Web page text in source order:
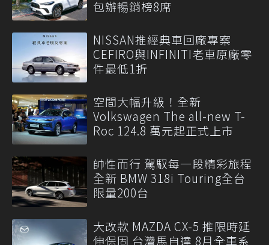
包辦暢銷榜8席
NISSAN推經典車回廠專案
CEFIRO與INFINITI老車原廠零
件最低1折
空間大幅升級！全新
Volkswagen The all-new T-
Roc 124.8 萬元起正式上市
帥性而行 駕馭每一段精彩旅程
全新 BMW 318i Touring全台
限量200台
大改款 MAZDA CX-5 推限時延
伸保固 台灣馬自達 8月全車系